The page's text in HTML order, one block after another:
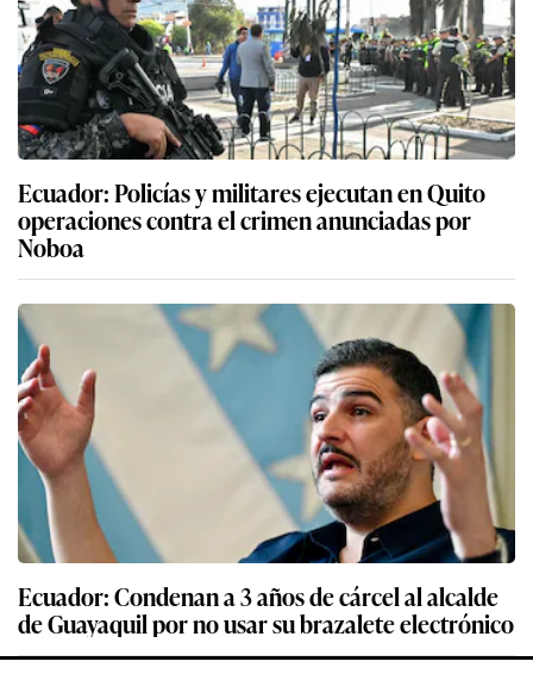
Ecuador: Policías y militares ejecutan en Quito
operaciones contra el crimen anunciadas por
Noboa
Ecuador: Condenan a 3 años de cárcel al alcalde
de Guayaquil por no usar su brazalete electrónico